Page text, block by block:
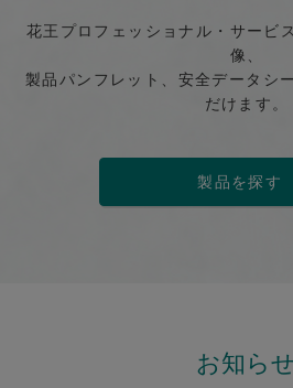
花王プロフェッショナル・サービ
像、
製品パンフレット、安全データシ
だけます。
製品を
お知らせ